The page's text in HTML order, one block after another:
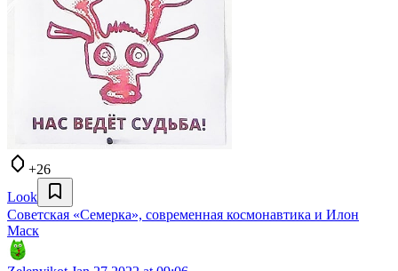
+26
Look
Советская «Семерка», современная космонавтика и Илон
Маск